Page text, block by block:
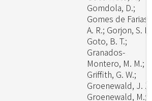
Gomdola, D.;
Gomes de Farias,
A. R.; Gorjon, S.
Goto, B. T.;
Granados-
Montero, M. M.;
Griffith, G. W.;
Groenewald, J.
Groenewald, M.;